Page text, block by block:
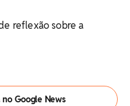
reflexão sobre a
no Google News